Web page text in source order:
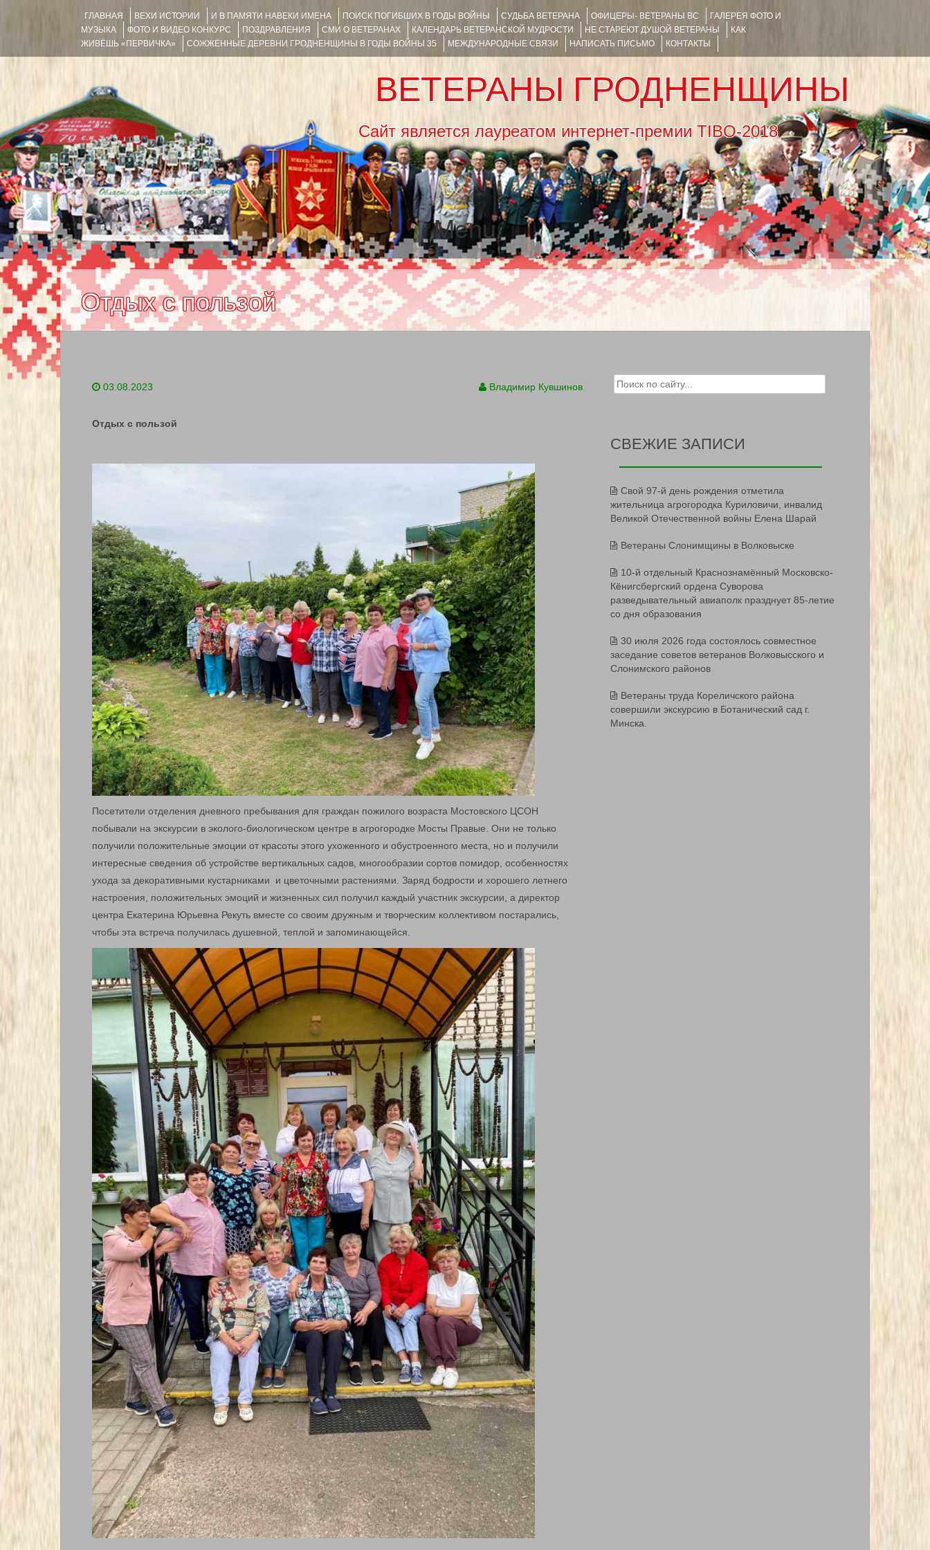
ГЛАВНАЯ ВЕХИ ИСТОРИИ И В ПАМЯТИ НАВЕКИ ИМЕНА ПОИСК ПОГИБШИХ В ГОДЫ ВОЙНЫ СУДЬБА ВЕТЕРАНА ОФИЦЕРЫ- ВЕТЕРАНЫ ВС
ГАЛЕРЕЯ ФОТО И
МУЗЫКА
ФОТО И ВИДЕО КОНКУРС ПОЗДРАВЛЕНИЯ СМИ О ВЕТЕРАНАХ КАЛЕНДАРЬ ВЕТЕРАНСКОЙ МУДРОСТИ НЕ СТАРЕЮТ ДУШОЙ ВЕТЕРАНЫ
КАК
ЖИВЁШЬ «ПЕРВИЧКА»
СОЖЖЁННЫЕ ДЕРЕВНИ ГРОДНЕНЩИНЫ В ГОДЫ ВОЙНЫ 35 МЕЖДУНАРОДНЫЕ СВЯЗИ НАПИСАТЬ ПИСЬМО КОНТАКТЫ
ВЕТЕРАНЫ ГРОДНЕНЩИНЫ
Сайт является лауреатом интернет-премии TIBO-2018
Menu
SKIP TO CONTENT
Отдых с пользой
03.08.2023 Владимир Кувшинов
Отдых с пользой
Посетители отделения дневного пребывания для граждан пожилого возраста Мостовского ЦСОН
побывали на экскурсии в эколого-биологическом центре в агрогородке Мосты Правые. Они не только
получили положительные эмоции от красоты этого ухоженного и обустроенного места, но и получили
интересные сведения об устройстве вертикальных садов, многообразии сортов помидор, особенностях
ухода за декоративными кустарниками и цветочными растениями. Заряд бодрости и хорошего летнего
настроения, положительных эмоций и жизненных сил получил каждый участник экскурсии, а директор
центра Екатерина Юрьевна Рекуть вместе со своим дружным и творческим коллективом постарались,
чтобы эта встреча получилась душевной, теплой и запоминающейся.
Search for:
СВЕЖИЕ ЗАПИСИ
Свой 97-й день рождения отметила
жительница агрогородка Куриловичи, инвалид
Великой Отечественной войны Елена Шарай
Ветераны Слонимщины в Волковыске
10-й отдельный Краснознамённый Московско-
Кёнигсбергский ордена Суворова
разведывательный авиаполк празднует 85-летие
со дня образования
30 июля 2026 года состоялось совместное
заседание советов ветеранов Волковысского и
Слонимского районов
Ветераны труда Кореличского района
совершили экскурсию в Ботанический сад г.
Минска.